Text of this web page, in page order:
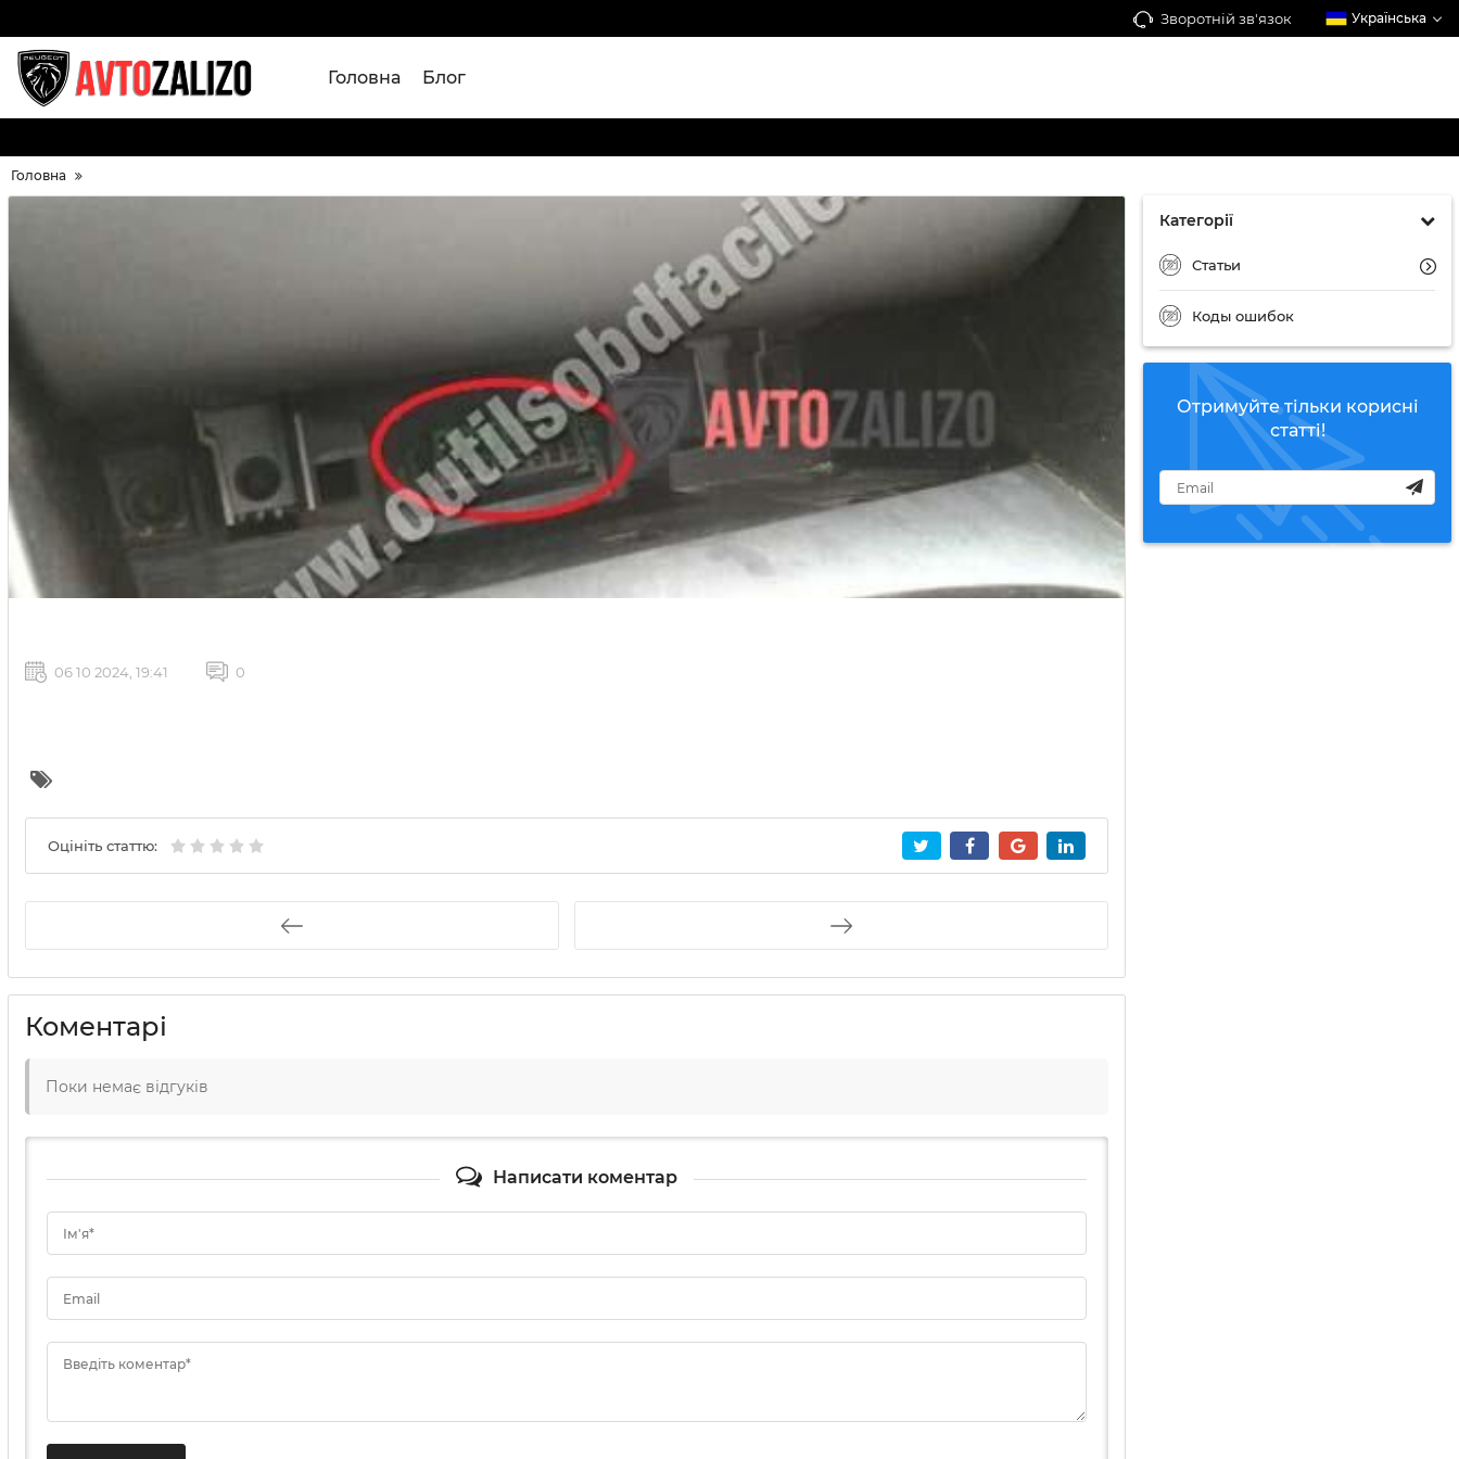
Зворотній зв'язок Українська
Головна Блог
Головна
Категорії
Статьи
Коды ошибок
Отримуйте тільки корисні
статті!
06 10 2024, 19:41 0
Оцініть статтю:
Коментарі
Поки немає відгуків
Написати коментар
Ім'я*
Email
Введіть коментар*